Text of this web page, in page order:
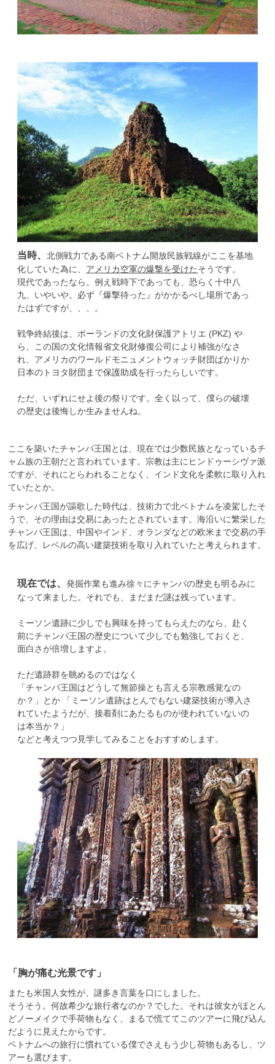
当時、北側戦力である南ベトナム開放民族戦線がここを基地
化していた為に、 アメリカ空軍の爆撃を受けたそうです。
現代であったなら。例え戦時下であっても、恐らく十中八
九、いやいや。必ず『爆撃待った』がかかるべし場所であっ
たはずですが、、、。
戦争終結後は、ポーランドの文化財保護アトリエ (PKZ) や
ら、この国の文化情報省文化財修復公司により補強がなさ
れ、アメリカのワールドモニュメントウォッチ財団ばかりか
日本のトヨタ財団まで保護助成を行ったらしいです。
ただ、いずれにせよ後の祭りです。全く以って、僕らの破壊
の歴史は後悔しか生みませんね。
ここを築いたチャンパ王国とは、現在では少数民族となっているチ
ャム族の王朝だと言われています。宗教は主にヒンドゥーシヴァ派
ですが、それにとらわれることなく、インド文化を柔軟に取り入れ
ていたとか。
チャンパ王国が謳歌した時代は、技術力で北ベトナムを凌駕したそ
うで、その理由は交易にあったとされています。海沿いに繁栄した
チャンパ王国は、中国やインド、オランダなどの欧米まで交易の手
を広げ、レベルの高い建築技術を取り入れていたと考えられます。
現在では、発掘作業も進み徐々にチャンパの歴史も明るみに
なって来ました。それでも、まだまだ謎は残っています。
ミーソン遺跡に少しでも興味を持ってもらえたのなら、赴く
前にチャンパ王国の歴史について少しでも勉強しておくと、
面白さが倍増しますよ。
ただ遺跡群を眺めるのではなく
「チャンパ王国はどうして無節操とも言える宗教感覚なの
か？」とか 「ミーソン遺跡はとんでもない建築技術が導入さ
れていたようだが、接着剤にあたるものが使われていないの
は本当か？」
などと考えつつ見学してみることをおすすめします。
「胸が痛む光景です」
またも米国人女性が、謎多き言葉を口にしました。
そうそう。何故希少な旅行者なのか？でした。それは彼女がほとん
どノーメイクで手荷物もなく、まるで慌ててこのツアーに飛び込ん
だように見えたからです。
ベトナムへの旅行に慣れている僕でさえもう少し荷物もあるし、ツ
アーも選びます。